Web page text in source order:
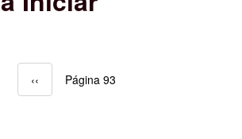
Paginação
Página anterior
‹‹ Página 93